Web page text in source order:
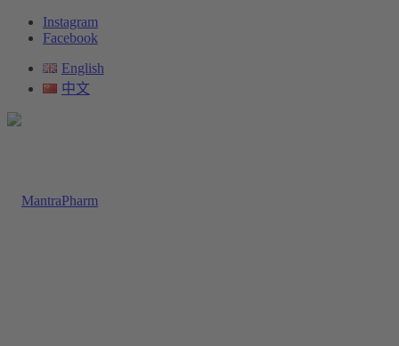
Instagram
Facebook
English
中文